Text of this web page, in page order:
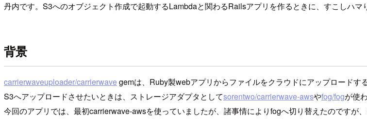
丹内です。S3へのオブジェクト作成で起動するLambdaと関わるRailsアプリを作るときに、すこしハマ
背景
carrierwaveuploader/carrierwavegemは、Ruby製webアプリからファイルをクラウドにアップロードす
S3へアップロードさせたいときは、ストレージアダプタとしてsorentwo/carrierwave-awsやfog/fogが使
今回のアプリでは、最初carrierwave-awsを使っていましたが、諸事情によりfogへ切り替えたのですが、